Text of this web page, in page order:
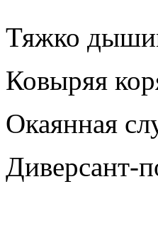
Тяжко
Ковыряя
Окаянная
Диверсант-